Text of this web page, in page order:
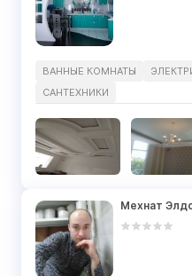
ВАННЫЕ КОМНАТЫ
САНТЕХНИКИ
Мехнат